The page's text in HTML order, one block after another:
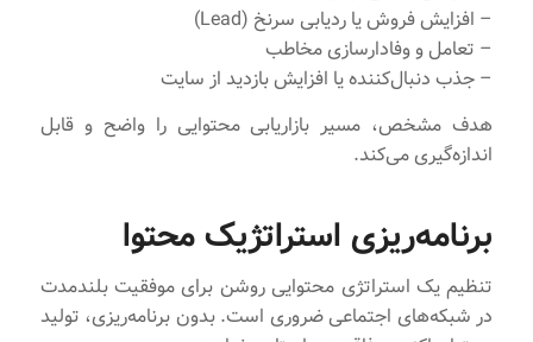
– افزایش فروش یا ردیابی سرنخ (Lead)
– تعامل و وفادارسازی مخاطب
– جذب دنبال‌کننده یا افزایش بازدید از سایت
هدف مشخص، مسیر بازاریابی محتوایی را واضح و قابل
اندازه‌گیری می‌کند.
برنامه‌ریزی استراتژیک محتوا
تنظیم یک استراتژی محتوایی روشن برای موفقیت بلندمدت
در شبکه‌های اجتماعی ضروری است. بدون برنامه‌ریزی، تولید